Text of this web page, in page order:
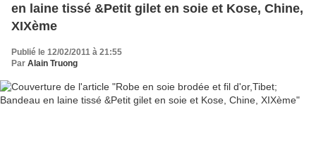
en laine tissé &Petit gilet en soie et Kose, Chine,
XIXème
Publié le 12/02/2011 à 21:55
Par Alain Truong